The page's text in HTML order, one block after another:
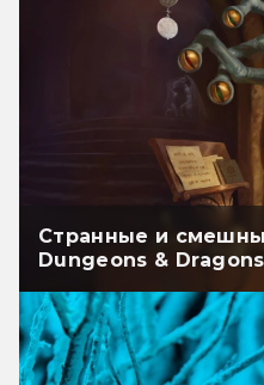
Странные и
Dungeons & Dragons